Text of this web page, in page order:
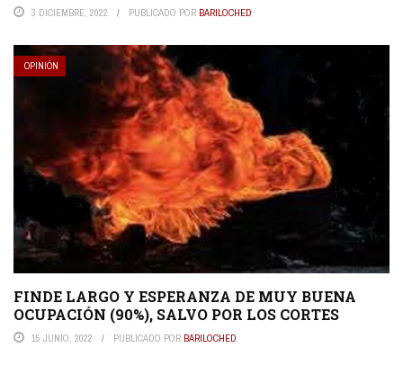
3 DICIEMBRE, 2022 PUBLICADO POR BARILOCHED
OPINIÓN
FINDE LARGO Y ESPERANZA DE MUY BUENA
OCUPACIÓN (90%), SALVO POR LOS CORTES
15 JUNIO, 2022 PUBLICADO POR BARILOCHED